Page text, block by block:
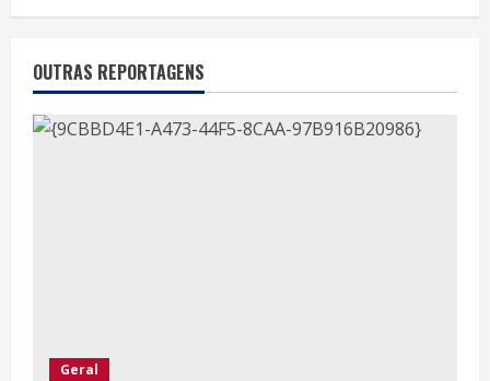
OUTRAS REPORTAGENS
Geral